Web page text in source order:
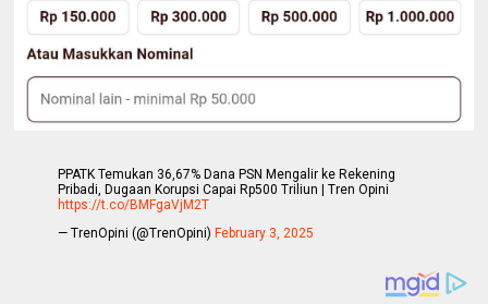
PPATK Temukan 36,67% Dana PSN Mengalir ke Rekening
Pribadi, Dugaan Korupsi Capai Rp500 Triliun | Tren Opini
https://t.co/BMFgaVjM2T
— TrenOpini (@TrenOpini) February 3, 2025